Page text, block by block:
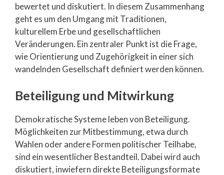
bewertet und diskutiert. In diesem Zusammenhang
geht es um den Umgang mit Traditionen,
kulturellem Erbe und gesellschaftlichen
Veränderungen. Ein zentraler Punkt ist die Frage,
wie Orientierung und Zugehörigkeit in einer sich
wandelnden Gesellschaft definiert werden können.
Beteiligung und Mitwirkung
Demokratische Systeme leben von Beteiligung.
Möglichkeiten zur Mitbestimmung, etwa durch
Wahlen oder andere Formen politischer Teilhabe,
sind ein wesentlicher Bestandteil. Dabei wird auch
diskutiert, inwiefern direkte Beteiligungsformate